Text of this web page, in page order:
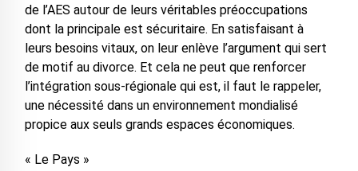
de l’AES autour de leurs véritables préoccupations
dont la principale est sécuritaire. En satisfaisant à
leurs besoins vitaux, on leur enlève l’argument qui sert
de motif au divorce. Et cela ne peut que renforcer
l’intégration sous-régionale qui est, il faut le rappeler,
une nécessité dans un environnement mondialisé
propice aux seuls grands espaces économiques.
« Le Pays »